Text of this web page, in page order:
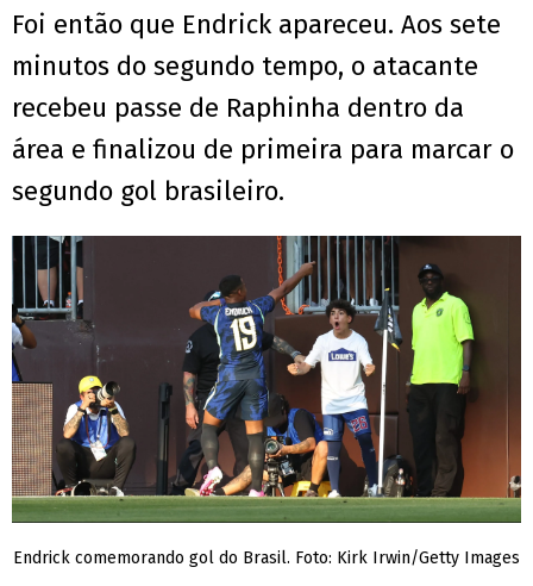
Foi então que Endrick apareceu. Aos sete
minutos do segundo tempo, o atacante
recebeu passe de Raphinha dentro da
área e finalizou de primeira para marcar o
segundo gol brasileiro.
Endrick comemorando gol do Brasil. Foto: Kirk Irwin/Getty Images